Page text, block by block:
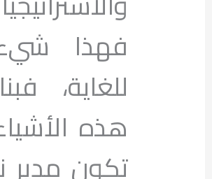
فهذا
للغاية،
هذه
تكون مدير